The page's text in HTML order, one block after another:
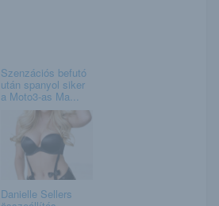
Szenzációs befutó
után spanyol siker
a Moto3-as Ma...
Danielle Sellers